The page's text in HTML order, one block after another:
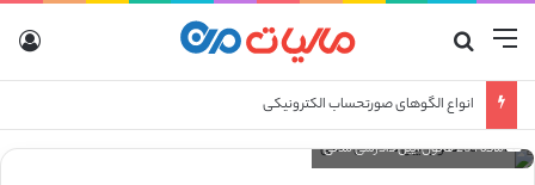
منو
انواع الگوهای صورتحساب الکترونیکی
ماده 264 قانون آیین دادرسی مدنی